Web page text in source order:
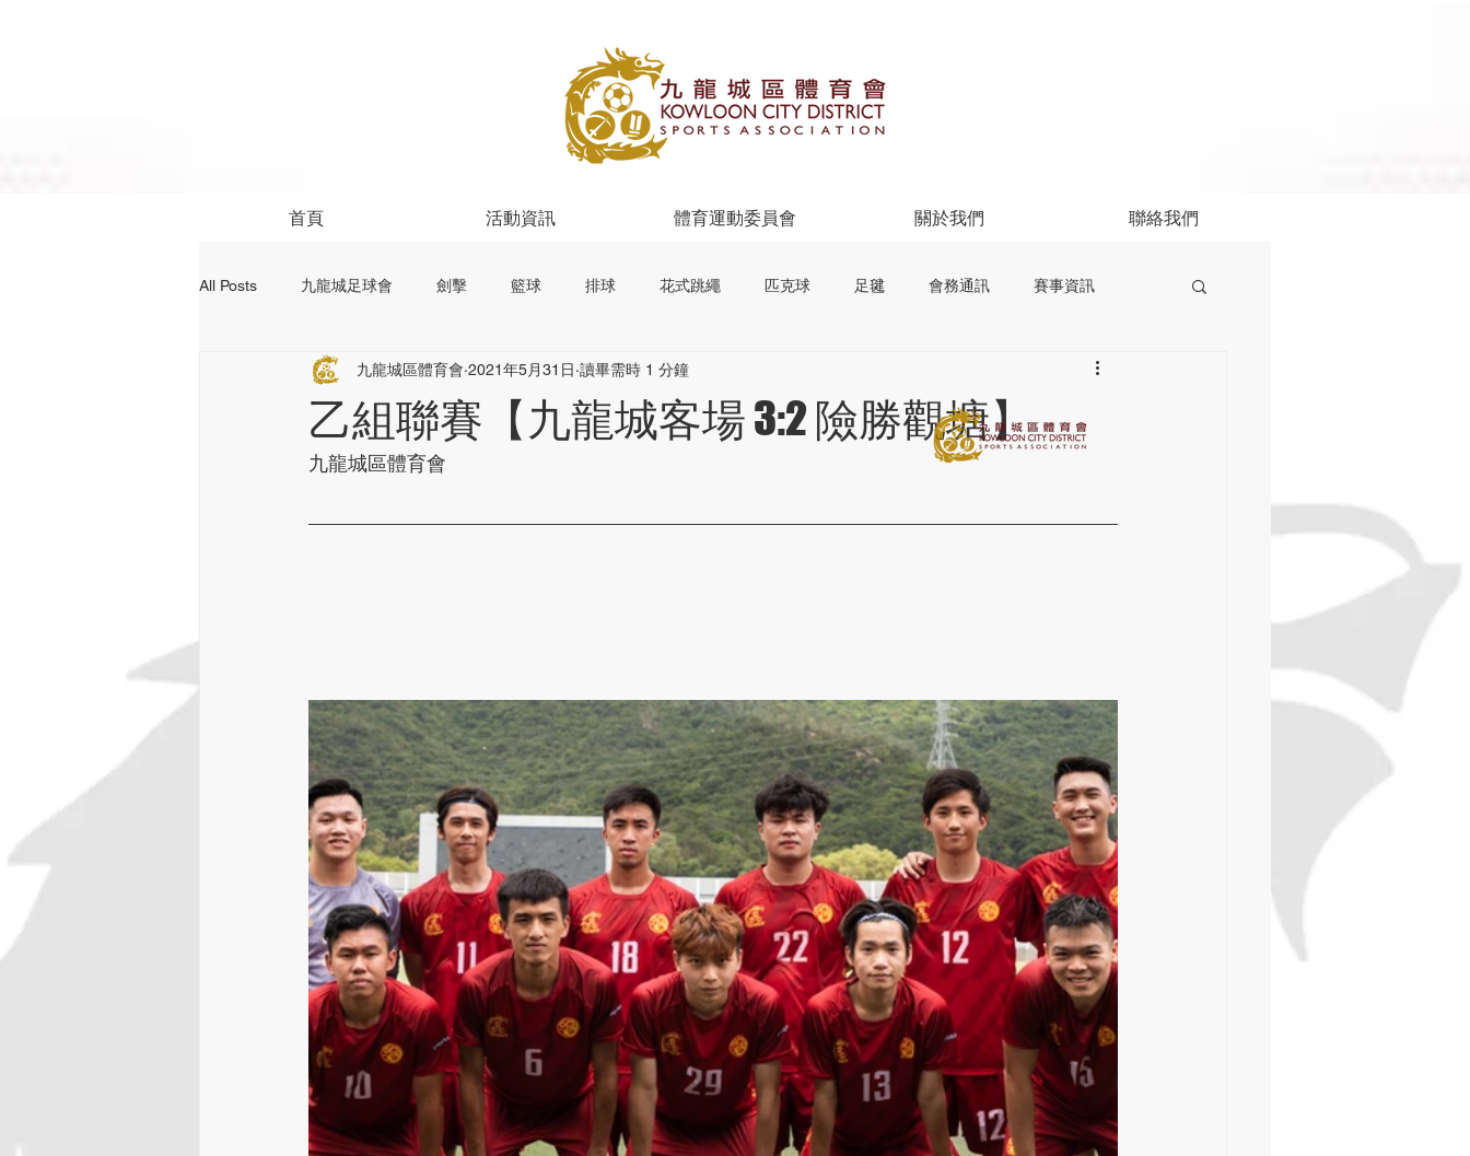
首頁 活動資訊 體育運動委員會 關於我們 聯絡我們
All Posts 九龍城足球會 劍擊 籃球 排球 花式跳繩 匹克球 足毽 會務通訊 賽事資訊
24前足球資訊
乙組聯賽【九龍城客場 3:2 險勝觀塘】
九龍城區體育會 2021年5月31日 讀畢需時 1 分鐘
九龍城區體育會